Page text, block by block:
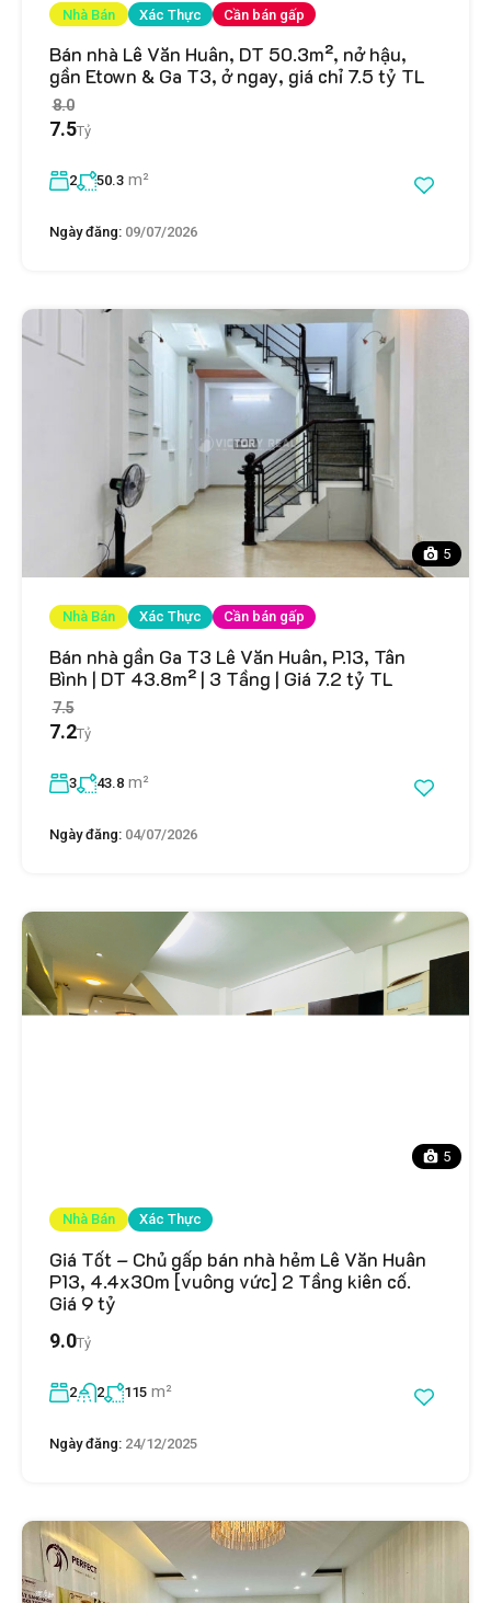
Nhà Bán Xác Thực Cần bán gấp
Bán nhà Lê Văn Huân, DT 50.3m², nở hậu,
gần Etown & Ga T3, ở ngay, giá chỉ 7.5 tỷ TL
7.5
8.0
Tỷ
2 50.3 m²
Ngày đăng: 09/07/2026
5
Nhà Bán Xác Thực Cần bán gấp
Bán nhà gần Ga T3 Lê Văn Huân, P.13, Tân
Bình | DT 43.8m² | 3 Tầng | Giá 7.2 tỷ TL
7.2
7.5
Tỷ
3 43.8 m²
Ngày đăng: 04/07/2026
5
Nhà Bán Xác Thực
Giá Tốt – Chủ gấp bán nhà hẻm Lê Văn Huân
P13, 4.4x30m [vuông vức] 2 Tầng kiên cố.
Giá 9 tỷ
9.0Tỷ
2 2 115 m²
Ngày đăng: 24/12/2025